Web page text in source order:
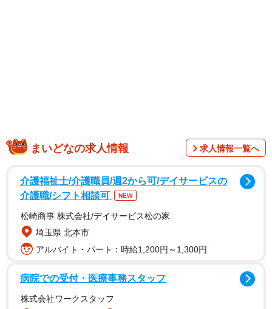
るとのことでした」と中山さんがライブに向けた体調管理
まいどなの求人情報 求人情報一覧へ
介護福祉士/介護職員/週2から可/デイサービスの
介護職/シフト相談可
NEW
松崎商事 株式会社/デイサービス松の家
埼玉県 北本市
アルバイト・パート：時給1,200円～1,300円
病院での受付・医療事務スタッフ
株式会社ワークスタッフ